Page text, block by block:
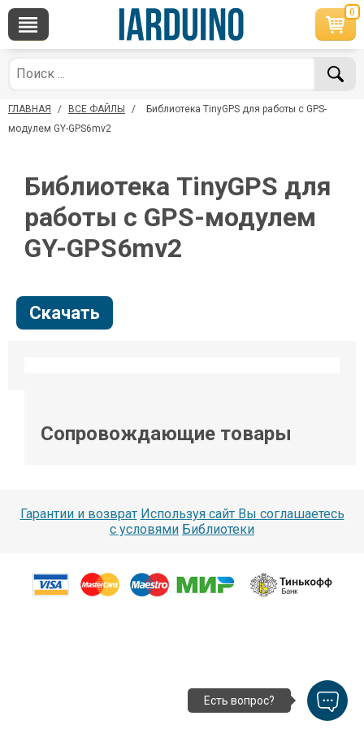
0
ГЛАВНАЯ / ВСЕ ФАЙЛЫ /
Библиотека TinyGPS для работы с GPS-
модулем GY-GPS6mv2
Библиотека TinyGPS для
работы с GPS-модулем
GY-GPS6mv2
Скачать
Сопровождающие товары
Гарантии и возврат Используя сайт Вы соглашаетесь
с условями Библиотеки
Есть вопрос?
×
По вопросам приобретения товара
*Доступно общение только текстовыми
сообщениями, звонки и аудио сообщения не
обслуживаются
Менеджер
shop@iarduino.ru 8 (499) 500-14-56
По техническим вопросам
shop@iarduino.ru